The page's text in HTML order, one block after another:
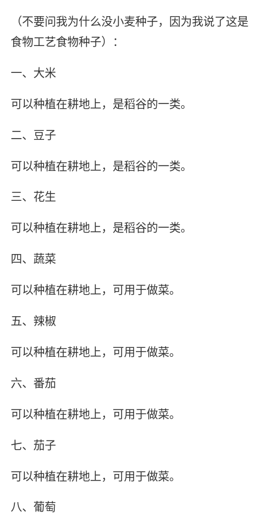
（不要问我为什么没小麦种子，因为我说了这是
食物工艺食物种子）：
一、大米
可以种植在耕地上，是稻谷的一类。
二、豆子
可以种植在耕地上，是稻谷的一类。
三、花生
可以种植在耕地上，是稻谷的一类。
四、蔬菜
可以种植在耕地上，可用于做菜。
五、辣椒
可以种植在耕地上，可用于做菜。
六、番茄
可以种植在耕地上，可用于做菜。
七、茄子
可以种植在耕地上，可用于做菜。
八、葡萄